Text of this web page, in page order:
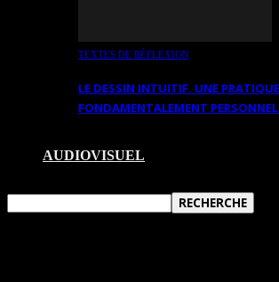
TEXTES DE RÉFLEXION
LE DESSIN INTUITIF. UNE
FONDAMENTALEMENT
AUDIOVISUEL